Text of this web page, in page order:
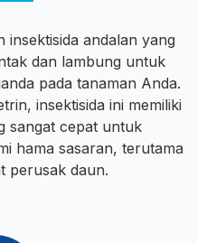
insektisida andalan yang
dan lambung untuk
pada tanaman Anda.
insektisida ini memiliki
sangat cepat untuk
hama sasaran, terutama
perusak daun.